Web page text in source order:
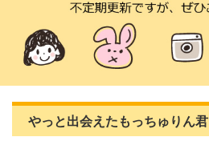
やっと出会えたもっちゅりん君